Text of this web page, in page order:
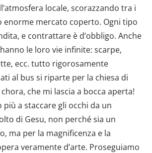
locale, scorazzando tra i
enorme mercato coperto. Ogni tipo
e contrattare è d’obbligo. Anche
hanno le loro vie infinite: scarpe,
ecc. tutto rigorosamente
al bus si riparte per la chiesa di
che mi lascia a bocca aperta!
più a staccare gli occhi da un
di Gesu, non perché sia un
ma per la magnificenza e la
veramente d’arte. Proseguiamo